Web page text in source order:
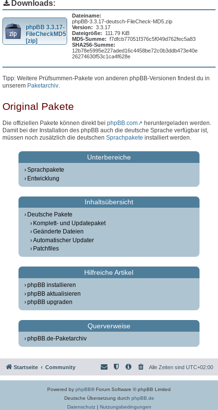
Downloads:
phpBB 3.3.17-
FileCheckMD5
[zip]
Dateiname:
phpBB-3.3.17-deutsch-FileCheck-MD5.zip
Version: 3.3.17
Dateigröße:
111.79 KiB
MD5-Summe: f7dfcb77051f376c5f049d762fec5a83
SHA256-Summe:
12b78e5995e227aded16c4458be72c0b3ddb473e40e
26274630f53c1ca4f628e
Tipp: Weitere Prüfsummen-Pakete von anderen phpBB-Versionen findest du in
unserem Paketarchiv.
Original Pakete
Die offiziellen Pakete können direkt bei phpBB.com
heruntergeladen werden.
Damit bei der Installation des phpBB auch die deutsche Sprache verfügbar ist,
müssen noch zusätzlich die deutschen Sprachpakete installiert werden.
Unterbereiche
Sprachpakete
Entwicklung
Inhaltsübersicht
Deutsche Pakete
Komplett- und Updatepaket
Geänderte Dateien
Automatischer Updater
Patchfiles
Hilfreiche Artikel
phpBB installieren
phpBB aktualisieren
phpBB upgraden
Querverweise
phpBB.de-Paketarchiv
Startseite Community Alle Zeiten sind UTC+02:00
Powered by phpBB® Forum Software © phpBB Limited
Deutsche Übersetzung durch phpBB.de
Datenschutz| Nutzungsbedingungen